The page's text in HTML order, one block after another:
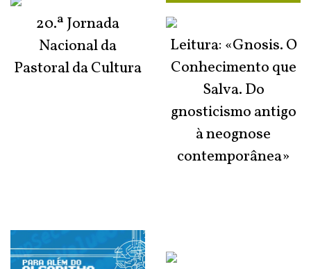
20.ª Jornada
Nacional da
Pastoral da Cultura
Leitura: «Gnosis. O
Conhecimento que
Salva. Do
gnosticismo antigo
à neognose
contemporânea»